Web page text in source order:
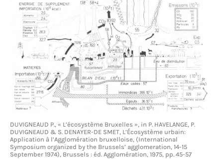
DUVIGNEAUD P., « L’écosystème Bruxelles », in P. HAVELANGE, P.
DUVIGNEAUD & S. DENAYER-DE SMET, L’Écosystème urbain:
Application à l’Agglomération bruxelloise, (International
Symposium organized by the Brussels’ agglomeration, 14-15
September 1974), Brussels : éd. Agglomération, 1975, pp. 45-57